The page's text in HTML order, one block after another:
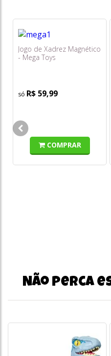
Jogo de Xadrez Magnético
- Mega Toys
R$ 59,99
COMPRAR
Não perca